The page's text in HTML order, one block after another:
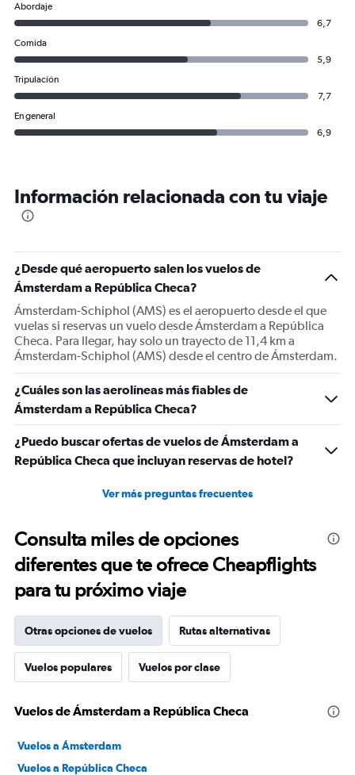
Abordaje
6,7
Comida
5,9
Tripulación
7,7
En general
6,9
Información relacionada con tu viaje
¿Desde qué aeropuerto salen los vuelos de
Ámsterdam a República Checa?
Ámsterdam-Schiphol (AMS) es el aeropuerto desde el que
vuelas si reservas un vuelo desde Ámsterdam a República
Checa. Para llegar, hay solo un trayecto de 11,4 km a
Ámsterdam-Schiphol (AMS) desde el centro de Ámsterdam.
¿Cuáles son las aerolíneas más fiables de
Ámsterdam a República Checa?
¿Puedo buscar ofertas de vuelos de Ámsterdam a
República Checa que incluyan reservas de hotel?
Ver más preguntas frecuentes
Consulta miles de opciones
diferentes que te ofrece Cheapflights
para tu próximo viaje
Otras opciones de vuelos Rutas alternativas
Vuelos populares Vuelos por clase
Vuelos de Ámsterdam a República Checa
Vuelos a Ámsterdam
Vuelos a República Checa